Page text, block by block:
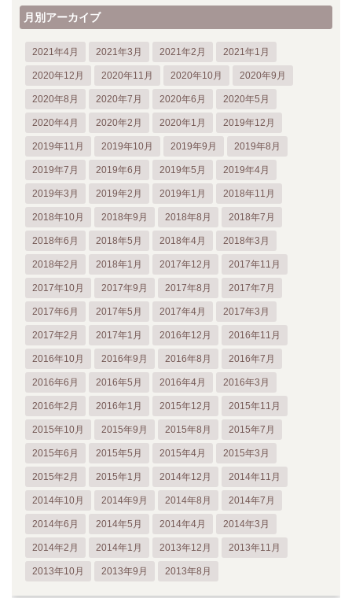
月別アーカイブ
2021年4月 2021年3月 2021年2月 2021年1月
2020年12月 2020年11月 2020年10月 2020年9月
2020年8月 2020年7月 2020年6月 2020年5月
2020年4月 2020年2月 2020年1月 2019年12月
2019年11月 2019年10月 2019年9月 2019年8月
2019年7月 2019年6月 2019年5月 2019年4月
2019年3月 2019年2月 2019年1月 2018年11月
2018年10月 2018年9月 2018年8月 2018年7月
2018年6月 2018年5月 2018年4月 2018年3月
2018年2月 2018年1月 2017年12月 2017年11月
2017年10月 2017年9月 2017年8月 2017年7月
2017年6月 2017年5月 2017年4月 2017年3月
2017年2月 2017年1月 2016年12月 2016年11月
2016年10月 2016年9月 2016年8月 2016年7月
2016年6月 2016年5月 2016年4月 2016年3月
2016年2月 2016年1月 2015年12月 2015年11月
2015年10月 2015年9月 2015年8月 2015年7月
2015年6月 2015年5月 2015年4月 2015年3月
2015年2月 2015年1月 2014年12月 2014年11月
2014年10月 2014年9月 2014年8月 2014年7月
2014年6月 2014年5月 2014年4月 2014年3月
2014年2月 2014年1月 2013年12月 2013年11月
2013年10月 2013年9月 2013年8月